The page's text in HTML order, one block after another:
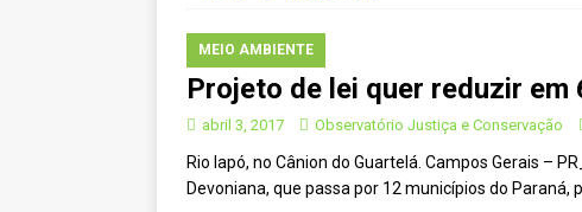
[ janeiro 22, 2025 ] Parceria fortalece
CIDADANIA
[ novembro 29, 2024 ] Nota de Atenção
[ novembro 11, 2024 ] Nota de Repúdio
MEIO AMBIENTE
Projeto de lei quer reduzir em
abril 3, 2017 Observatório Justiça e Conservação
Rio Iapó, no Cânion do Guartelá. Campos Gerais –
Devoniana, que passa por 12 municípios do